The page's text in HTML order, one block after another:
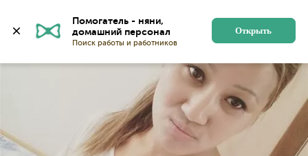
Помогатель - няни,
Поиск работы и работников
Открыть